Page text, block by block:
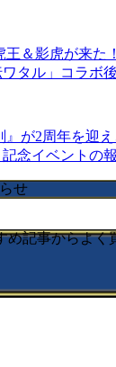
王＆影虎が来た
タル」コラボ
』が2周年を迎
念イベントの
せ
め記事からよ